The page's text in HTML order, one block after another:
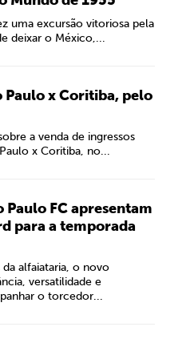
uma excursão vitoriosa pela
deixar o México,...
Paulo x Coritiba, pelo
a venda de ingressos
x Coritiba, no...
Paulo FC apresentam
para a temporada
alfaiataria, o novo
versatilidade e
o torcedor...